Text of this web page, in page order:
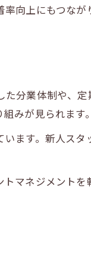
向上にもつなが
分業体制や、定
みが見られます。
ます。新人スタ
マネジメント